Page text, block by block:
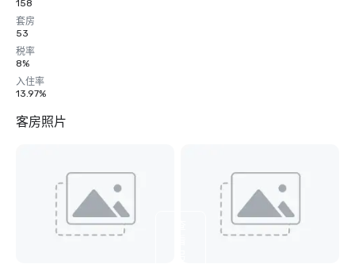
158
套房
53
税率
8%
入住率
13.97%
客房照片